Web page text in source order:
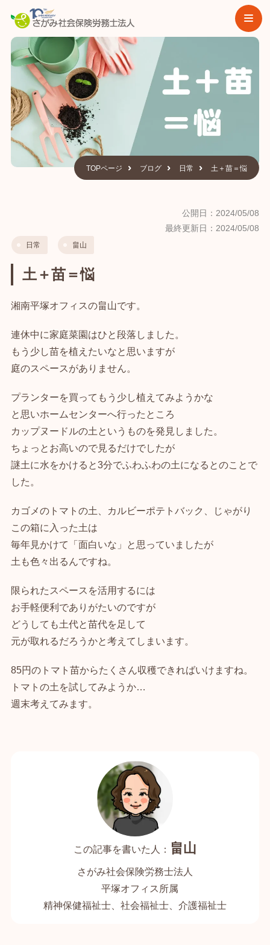
TOPページ ブログ 日常 土＋苗＝悩
公開日：2024/05/08
最終更新日：2024/05/08
日常 畠山
土＋苗＝悩
湘南平塚オフィスの畠山です。
連休中に家庭菜園はひと段落しました。
もう少し苗を植えたいなと思いますが
庭のスペースがありません。
プランターを買ってもう少し植えてみようかな
と思いホームセンターへ行ったところ
カップヌードルの土というものを発見しました。
ちょっとお高いので見るだけでしたが
謎土に水をかけると3分でふわふわの土になるとのことで
した。
カゴメのトマトの土、カルビーポテトバック、じゃがり
この箱に入った土は
毎年見かけて「面白いな」と思っていましたが
土も色々出るんですね。
限られたスペースを活用するには
お手軽便利でありがたいのですが
どうしても土代と苗代を足して
元が取れるだろうかと考えてしまいます。
85円のトマト苗からたくさん収穫できればいけますね。
トマトの土を試してみようか…
週末考えてみます。
畠山
さがみ社会保険労務士法人
平塚オフィス所属
精神保健福祉士、社会福祉士、介護福祉士